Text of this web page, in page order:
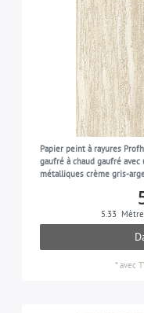
Papier peint à rayures
gaufré à chaud gaufré
métalliques crème gris-
5.33
*avec